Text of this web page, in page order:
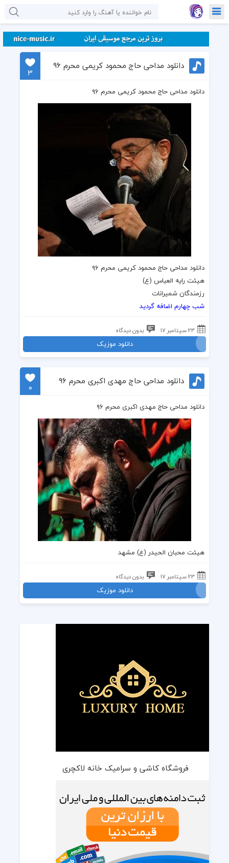
دانلود مداحی حاج محمود کریمی محرم ۹۶
3
دانلود مداحی حاج محمود کریمی محرم ۹۶
دانلود مداحی حاج محمود کریمی محرم ۹۶
هیئت رایه العباس (ع)
رزمندگان شمیرانات
شب چهارم اضافه گردید
23 سپتامبر 17 بدون دیدگاه
دانلود موزیک
دانلود مداحی حاج مهدی اکبری محرم ۹۶
0
دانلود مداحی حاج مهدی اکبری محرم ۹۶
هیئت محبان الحیدر (ع) مشهد
23 سپتامبر 17 بدون دیدگاه
دانلود موزیک
فروشگاه کاشی و سرامیک خانه لاکچری